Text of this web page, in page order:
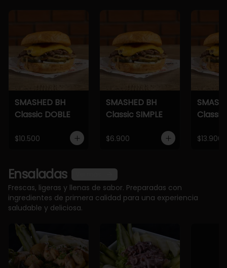
SMASHED BH
Classic DOBLE
$10.500
SMASHED BH
Classic SIMPLE
$6.900
Classic
$13.900
Ensaladas
Frescas, ligeras y llenas de sabor. Preparadas con
ingredientes de primera calidad para una experiencia
saludable y deliciosa.